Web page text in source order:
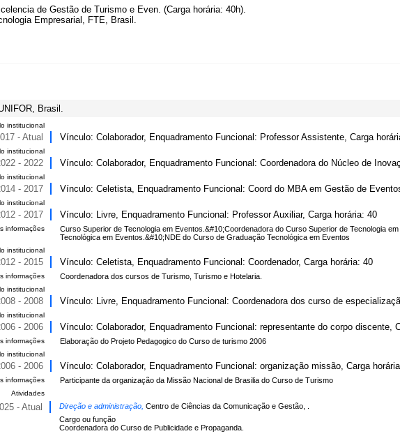
de Gestão de Turismo e Even. (Carga horária: 40h).
Empresarial, FTE, Brasil.
Brasil.
institucional
- Atual Vínculo: Colaborador, Enquadramento Funcional: Professor Assistente, Carga
institucional
- 2022 Vínculo: Colaborador, Enquadramento Funcional: Coordenadora do Núcleo de
institucional
- 2017 Vínculo: Celetista, Enquadramento Funcional: Coord do MBA em Gestão de
institucional
- 2017 Vínculo: Livre, Enquadramento Funcional: Professor Auxiliar, Carga horária: 40
informações
Curso Superior de Tecnologia em Eventos.&#10;Coordenadora do Curso Superior de Tecnologia
Tecnológica em Eventos.&#10;NDE do Curso de Graduação Tecnológica em Eventos
institucional
- 2015 Vínculo: Celetista, Enquadramento Funcional: Coordenador, Carga horária: 40
informações Coordenadora dos cursos de Turismo, Turismo e Hotelaria.
institucional
- 2008 Vínculo: Livre, Enquadramento Funcional: Coordenadora dos curso de
institucional
- 2006 Vínculo: Colaborador, Enquadramento Funcional: representante do corpo discente,
informações Elaboração do Projeto Pedagogico do Curso de turismo 2006
institucional
- 2006 Vínculo: Colaborador, Enquadramento Funcional: organização missão, Carga
informações Participante da organização da Missão Nacional de Brasilia do Curso de Turismo
Atividades
- Atual Direção e administração, Centro de Ciências da Comunicação e Gestão, .
Cargo ou função
Coordenadora do Curso de Publicidade e Propaganda.